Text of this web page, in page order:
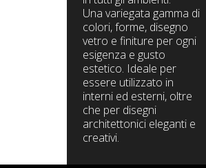
Una variegata gamma di
colori, forme, disegno
vetro e finiture per ogni
esigenza e gusto
estetico. Ideale per
essere utilizzato in
interni ed esterni, oltre
che per disegni
architettonici eleganti e
creativi.